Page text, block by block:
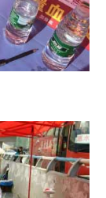
院